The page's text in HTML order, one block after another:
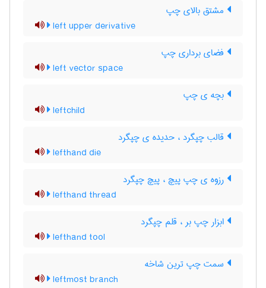
مشتق بالای چپ
left upper derivative
فضای برداری چپ
left vector space
بچه ی چپ
leftchild
قالب چپگرد ، حدیده ی چپگرد
lefthand die
رزوه ی چپ پیچ ، پیچ چپگرد
lefthand thread
ابزار چپ بر ، قلم چپگرد
lefthand tool
سمت چپ ترین شاخه
leftmost branch